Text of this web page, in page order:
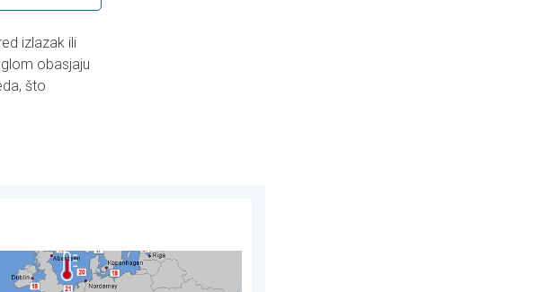
izlazak ili
obasjaju
što
. petak, 24. jul 2026.
topla mora oko Evrope. Temperatura vode do 30°C. . . subota, 1. avgust 2026.